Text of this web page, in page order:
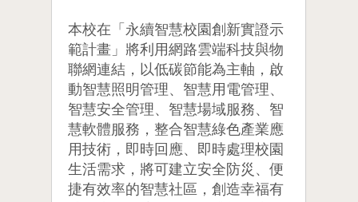
本校在「永續智慧校園創新實證示
範計畫」將利用網路雲端科技與物
聯網連結，以低碳節能為主軸，啟
動智慧照明管理、智慧用電管理、
智慧安全管理、智慧場域服務、智
慧軟體服務，整合智慧綠色產業應
用技術，即時回應、即時處理校園
生活需求，將可建立安全防災、便
捷有效率的智慧社區，創造幸福有